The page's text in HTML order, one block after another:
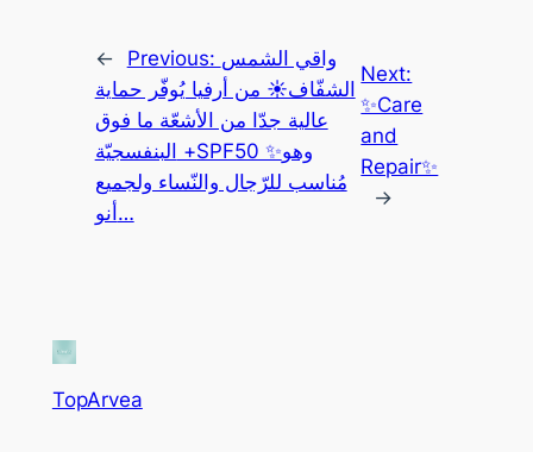
← Previous: واقي الشمس
الشفّاف☀ من أرفيا يُوفّر حماية
عالية جدّا من الأشعّة ما فوق
البنفسجيّة +SPF50 ✨وهو
مُناسب للرّجال والنّساء ولجميع
أنو…
Next:
✨Care
and
Repair✨
→
TopArvea